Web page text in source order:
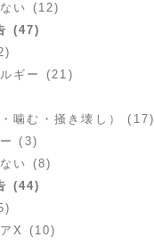
い (12)
(47)
ギー (21)
噛む・掻き壊し） (17)
(3)
い (8)
(44)
X (10)